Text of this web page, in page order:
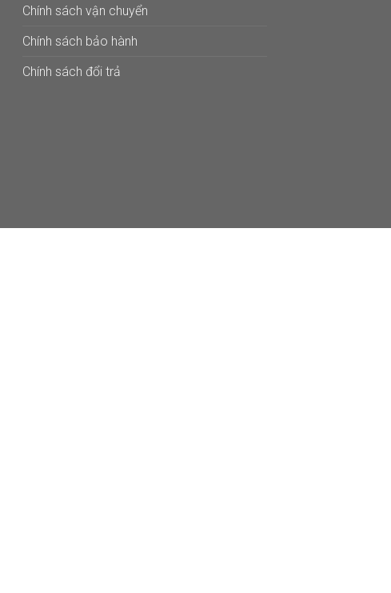
Chính sách vận chuyển
Chính sách bảo hành
Chính sách đổi trả